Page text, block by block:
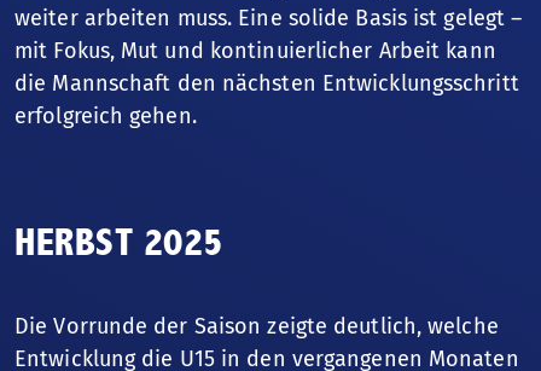
weiter arbeiten muss. Eine solide Basis ist gelegt –
mit Fokus, Mut und kontinuierlicher Arbeit kann
die Mannschaft den nächsten Entwicklungsschritt
erfolgreich gehen.
HERBST 2025
Die Vorrunde der Saison zeigte deutlich, welche
Entwicklung die U15 in den vergangenen Monaten